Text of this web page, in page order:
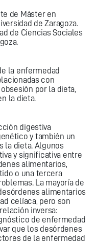
de Máster en
de Zaragoza.
de Ciencias Sociales
la enfermedad
con
por la dieta,
la dieta.
digestiva
y también un
la dieta. Algunos
y significativa entre
alimentarios,
o una tercera
La mayoría de
alimentarios
celíaca, pero son
inversa:
de enfermedad
que los desórdenes
de la enfermedad